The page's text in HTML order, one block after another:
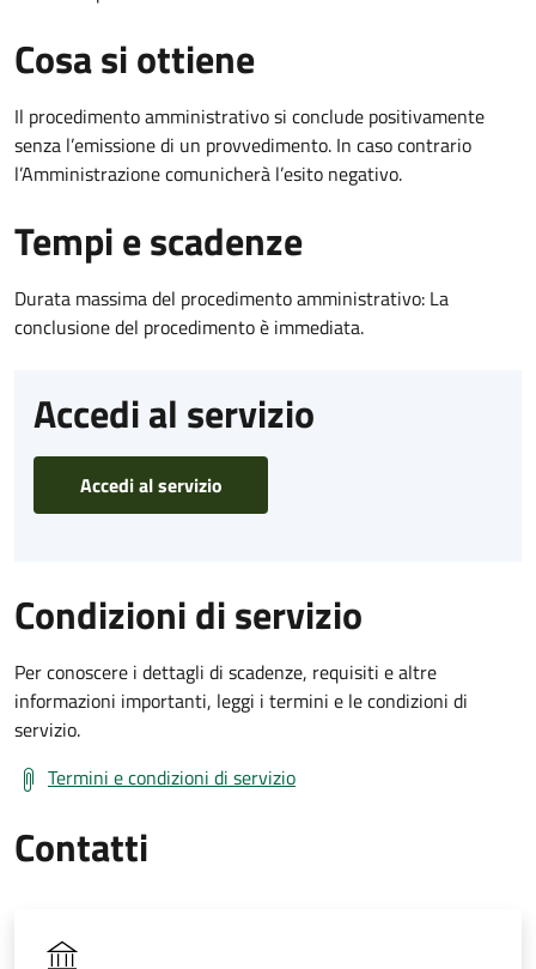
Cosa si ottiene
Il procedimento amministrativo si conclude positivamente
senza l’emissione di un provvedimento. In caso contrario
l’Amministrazione comunicherà l’esito negativo.
Tempi e scadenze
Durata massima del procedimento amministrativo: La
conclusione del procedimento è immediata.
Accedi al servizio
Accedi al servizio
Condizioni di servizio
Per conoscere i dettagli di scadenze, requisiti e altre
informazioni importanti, leggi i termini e le condizioni di
servizio.
Termini e condizioni di servizio
Contatti